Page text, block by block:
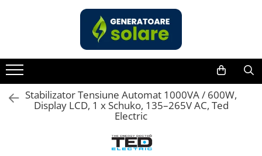
Acasa
Statii de Alimentare Portabile
Cauta dupa capacitate
Pana in 1000W
Stabilizator Tensiune Automat 1000VA / 600W,
Display LCD, 1 x Schuko, 135–265V AC, Ted
Electric